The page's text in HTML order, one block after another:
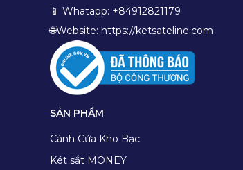
📱 Whatapp: +84912821179
🌐Website: https://ketsateline.com
SẢN PHẨM
Cánh Cửa Kho Bạc
Két sắt MONEY